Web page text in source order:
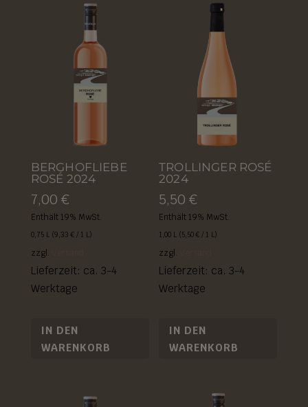
BERGHOFLIEBE
ROSÉ 2024
7,00 €
Enthält 19% MwSt.
0,75 L (9,33€/ 1 L)
zzgl.
Lieferzeit: ca. 3-4
Werktage
IN DEN
WARENKORB
TROLLINGER ROSÉ
2024
5,50€
Enthält 19% MwSt.
1,00 L (5,50€ / 1 L)
zzgl.
Lieferzeit: ca. 3-4
Werktage
IN DEN
WARENKORB